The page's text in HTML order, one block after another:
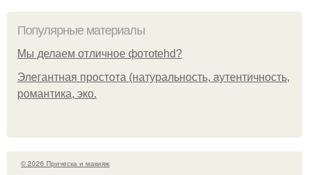
Популярные материалы
Мы делаем отличное фотоtehd?
Элегантная простота (натуральность, аутентичность,
романтика, эко.
© 2026 Прическа и макияж